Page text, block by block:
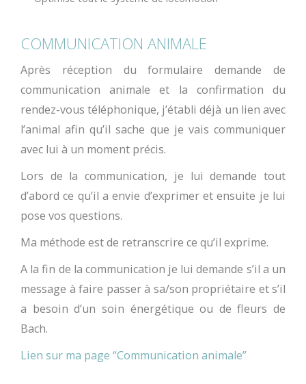
COMMUNICATION ANIMALE
Après réception du formulaire demande de
communication animale et la confirmation du
rendez-vous téléphonique, j’établi déjà un lien avec
l’animal afin qu’il sache que je vais communiquer
avec lui à un moment précis.
Lors de la communication, je lui demande tout
d’abord ce qu’il a envie d’exprimer et ensuite je lui
pose vos questions.
Ma méthode est de retranscrire ce qu’il exprime.
A la fin de la communication je lui demande s’il a un
message à faire passer à sa/son propriétaire et s’il
a besoin d’un soin énergétique ou de fleurs de
Bach.
Lien sur ma page “Communication animale”